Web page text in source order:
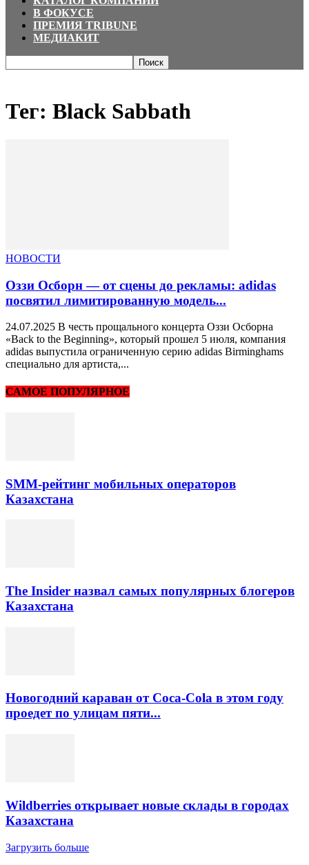
В ФОКУСЕ
ПРЕМИЯ TRIBUNE
МЕДИАКИТ
Тег: Black Sabbath
НОВОСТИ
Оззи Осборн — от сцены до рекламы: adidas
посвятил лимитированную модель...
24.07.2025 В честь прощального концерта Оззи Осборна
«Back to the Beginning», который прошел 5 июля, компания
adidas выпустила ограниченную серию adidas Birminghams
специально для артиста,...
САМОЕ ПОПУЛЯРНОЕ
SMM-рейтинг мобильных операторов
Казахстана
The Insider назвал самых популярных блогеров
Казахстана
Новогодний караван от Coca-Cola в этом году
проедет по улицам пяти...
Wildberries открывает новые склады в городах
Казахстана
Загрузить больше